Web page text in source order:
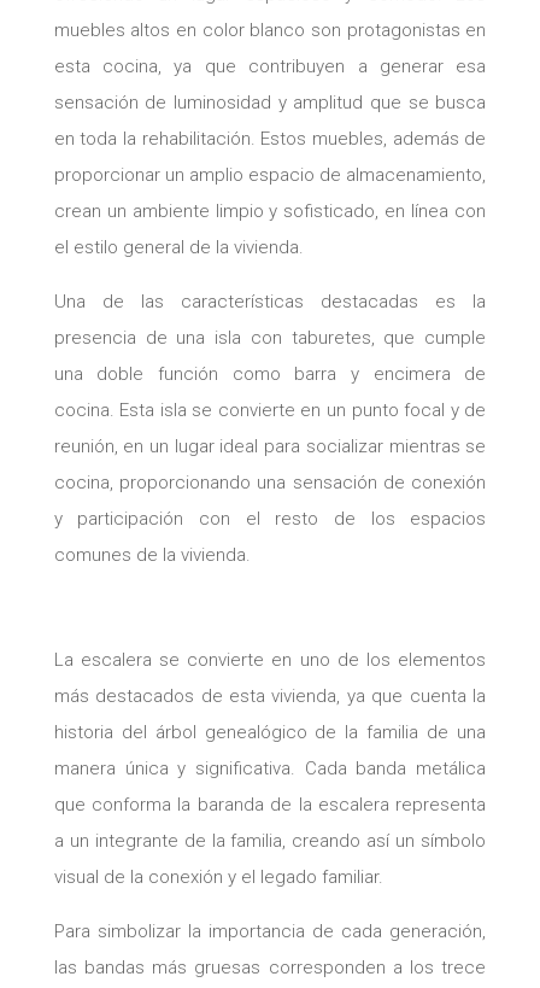
muebles altos en color blanco son protagonistas en
esta cocina, ya que contribuyen a generar esa
sensación de luminosidad y amplitud que se busca
en toda la rehabilitación. Estos muebles, además de
proporcionar un amplio espacio de almacenamiento,
crean un ambiente limpio y sofisticado, en línea con
el estilo general de la vivienda.
Una de las características destacadas es la
presencia de una isla con taburetes, que cumple
una doble función como barra y encimera de
cocina. Esta isla se convierte en un punto focal y de
reunión, en un lugar ideal para socializar mientras se
cocina, proporcionando una sensación de conexión
y participación con el resto de los espacios
comunes de la vivienda.
La escalera se convierte en uno de los elementos
más destacados de esta vivienda, ya que cuenta la
historia del árbol genealógico de la familia de una
manera única y significativa. Cada banda metálica
que conforma la baranda de la escalera representa
a un integrante de la familia, creando así un símbolo
visual de la conexión y el legado familiar.
Para simbolizar la importancia de cada generación,
las bandas más gruesas corresponden a los trece